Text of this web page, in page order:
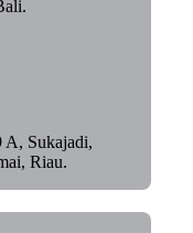
A, Sukajadi,
Riau.